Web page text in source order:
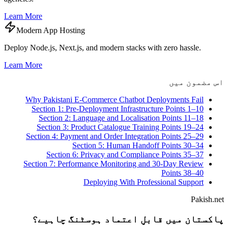
Learn More
Modern App Hosting
Deploy Node.js, Next.js, and modern stacks with zero hassle.
Learn More
اس مضمون میں
Why Pakistani E-Commerce Chatbot Deployments Fail
Section 1: Pre-Deployment Infrastructure Points 1–10
Section 2: Language and Localisation Points 11–18
Section 3: Product Catalogue Training Points 19–24
Section 4: Payment and Order Integration Points 25–29
Section 5: Human Handoff Points 30–34
Section 6: Privacy and Compliance Points 35–37
Section 7: Performance Monitoring and 30-Day Review
Points 38–40
Deploying With Professional Support
Pakish.net
پاکستان میں قابلِ اعتماد ہوسٹنگ چاہیے؟